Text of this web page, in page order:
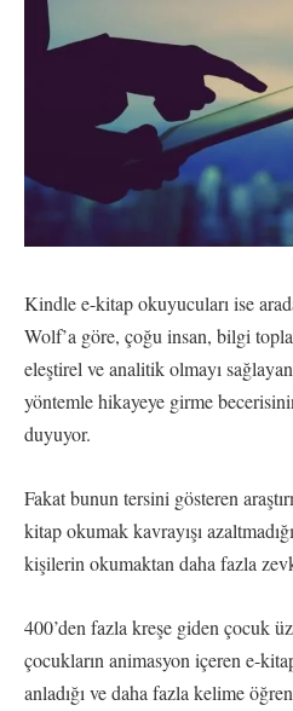
Kindle e-kitap okuyucuları ise
Wolf’a göre, çoğu insan, bilgi
eleştirel ve analitik olmayı
yöntemle hikayeye girme
duyuyor.
Fakat bunun tersini gösteren
kitap okumak kavrayışı
kişilerin okumaktan daha fazla
400’den fazla kreşe giden çocuk
çocukların animasyon içeren e-
anladığı ve daha fazla kelime